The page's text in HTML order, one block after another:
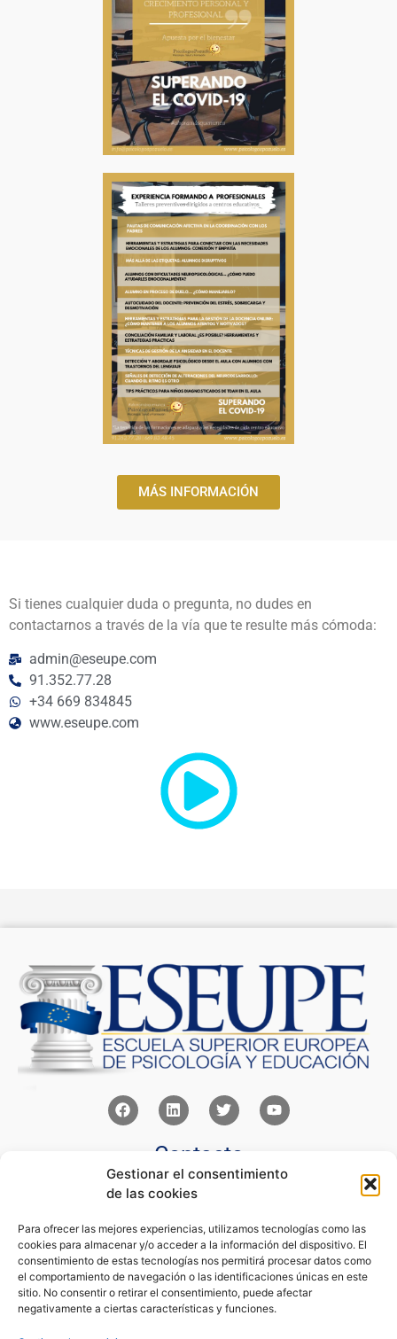
Gestionar el consentimiento
de las cookies
Para ofrecer las mejores experiencias, utilizamos tecnologías como las
cookies para almacenar y/o acceder a la información del dispositivo. El
consentimiento de estas tecnologías nos permitirá procesar datos como
el comportamiento de navegación o las identificaciones únicas en este
sitio. No consentir o retirar el consentimiento, puede afectar
negativamente a ciertas características y funciones.
MÁS INFORMACIÓN
Si tienes cualquier duda o pregunta, no dudes en
contactarnos a través de la vía que te resulte más cómoda:
admin@eseupe.com
91.352.77.28
+34 669 834845
www.eseupe.com
Contacto
Av Juan XXIII 15b Pozuelo de Alarcón – Madrid
+34 91 352 77 28
Links
Norlan Digital Marketing Para Psicólogos
Psicólogos Pozuelo